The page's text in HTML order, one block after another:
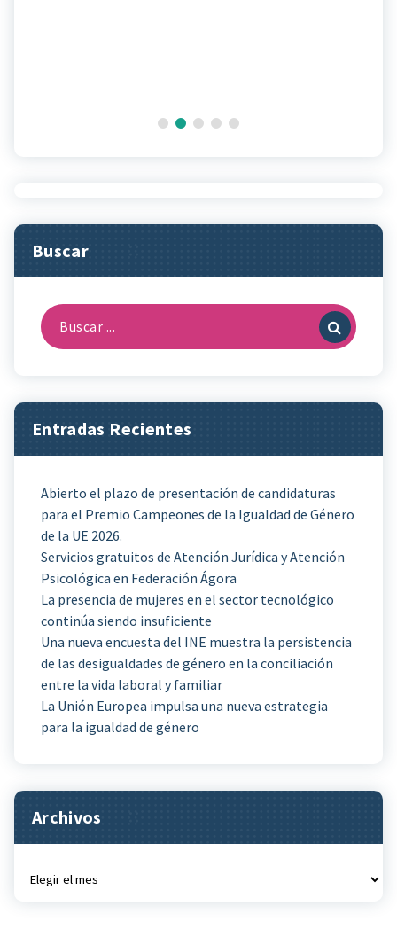
Buscar
Buscar:
Entradas Recientes
Abierto el plazo de presentación de candidaturas
para el Premio Campeones de la Igualdad de Género
de la UE 2026.
Servicios gratuitos de Atención Jurídica y Atención
Psicológica en Federación Ágora
La presencia de mujeres en el sector tecnológico
continúa siendo insuficiente
Una nueva encuesta del INE muestra la persistencia
de las desigualdades de género en la conciliación
entre la vida laboral y familiar
La Unión Europea impulsa una nueva estrategia
para la igualdad de género
Archivos